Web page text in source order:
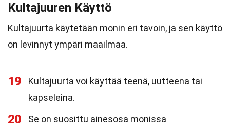
Kultajuuren Käyttö
Kultajuurta käytetään monin eri tavoin, ja sen käyttö
on levinnyt ympäri maailmaa.
19
Kultajuurta voi käyttää teenä, uutteena tai
kapseleina.
20
Se on suosittu ainesosa monissa